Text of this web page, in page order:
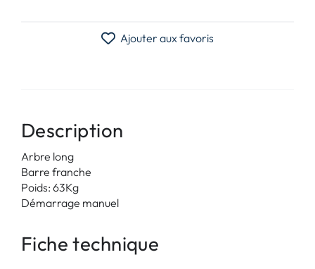
Ajouter aux favoris
Description
Arbre long
Barre franche
Poids: 63Kg
Démarrage manuel
Fiche technique